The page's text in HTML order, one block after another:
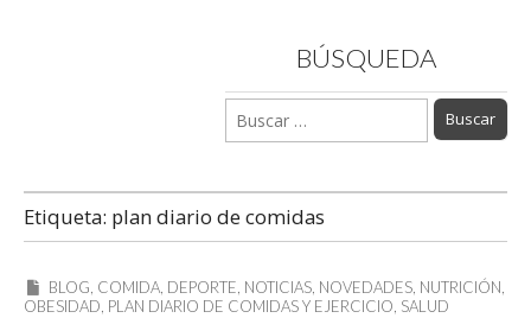
BÚSQUEDA
Buscar:
Etiqueta: plan diario de comidas
BLOG, COMIDA, DEPORTE, NOTICIAS, NOVEDADES, NUTRICIÓN,
OBESIDAD, PLAN DIARIO DE COMIDAS Y EJERCICIO, SALUD